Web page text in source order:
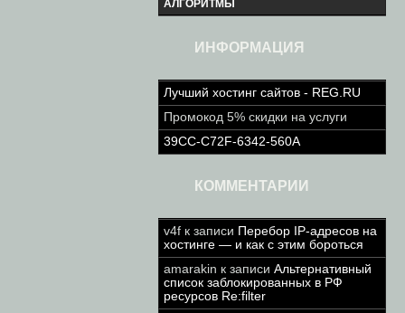
АЛГОРИТМЫ
ИНФОРМАЦИЯ
Лучший хостинг сайтов - REG.RU
Промокод 5% скидки на услуги
39CC-C72F-6342-560A
КОММЕНТАРИИ
v4f к записи Перебор IP-адресов на
хостинге — и как с этим бороться
amarakin к записи Альтернативный
список заблокированных в РФ
ресурсов Re:filter